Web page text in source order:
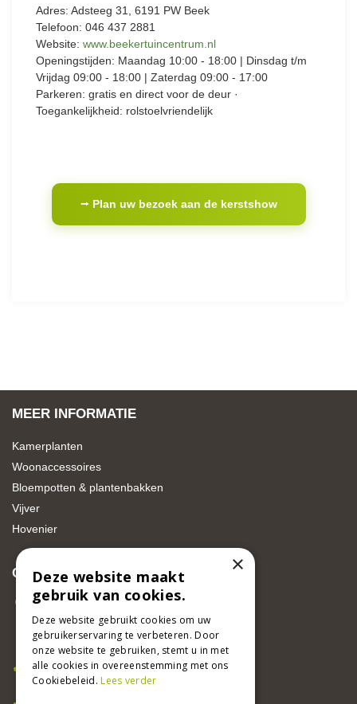
Adres: Adsteeg 31, 6191 PW Beek
Telefoon: 046 437 2881
Website: www.beekertuincentrum.nl
Openingstijden: Maandag 10:00 - 18:00 | Dinsdag t/m
Vrijdag 09:00 - 18:00 | Zaterdag 09:00 - 17:00
Parkeren: gratis en direct voor de deur ·
Toegankelijkheid: rolstoelvriendelijk
⭢ Plan uw bezoek aan de kerstshow
MEER INFORMATIE
Kamerplanten
Woonaccessoires
Bloempotten & plantenbakken
Vijver
Hovenier
CONTACT
Beeker Tuincentrum
Adsteeg 31
6191 PW Beek
Bel ons
046 437 2881
×
Deze website maakt
gebruik van cookies.
Deze website gebruikt cookies om uw
gebruikerservaring te verbeteren. Door
onze website te gebruiken, stemt u in met
alle cookies in overeenstemming met ons
Cookiebeleid.Lees verder